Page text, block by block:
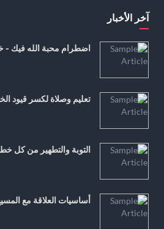
آخر الأخبار
اضطرام محبة الله فيك -
تعليم وصلاة لكسر قيود
التوبة والتطهير من كل
أساسيات العلاقة مع